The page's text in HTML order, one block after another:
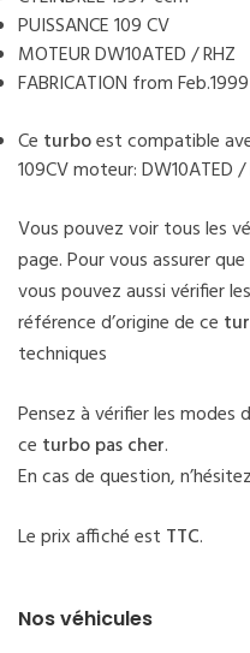
PUISSANCE 109 CV
MOTEUR DW10ATED / RHZ
FABRICATION from Feb.1999
Ce turboest compatible
109CV moteur: DW10ATED /
Vous pouvez voir tous les
page. Pour vous assurer
vous pouvez aussi vérifier
référence d’origine de ce
techniques
Pensez à vérifier les modes
ce turbo pas cher.
En cas de question,
Le prix affiché est TTC.
Nos véhicules